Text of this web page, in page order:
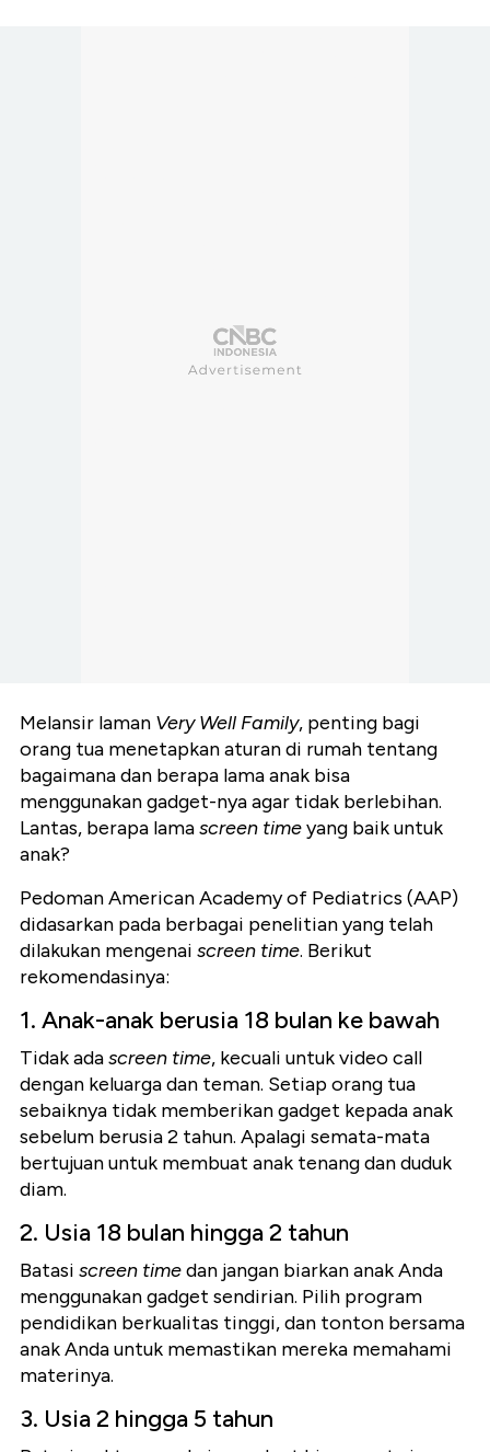
Melansir laman Very Well Family, penting bagi
orang tua menetapkan aturan di rumah tentang
bagaimana dan berapa lama anak bisa
menggunakan gadget-nya agar tidak berlebihan.
Lantas, berapa lamascreen timeyang baik untuk
anak?
Pedoman American Academy of Pediatrics (AAP)
didasarkan pada berbagai penelitian yang telah
dilakukan mengenai screen time. Berikut
rekomendasinya:
1. Anak-anak berusia 18 bulan ke bawah
Tidak adascreen time, kecuali untuk video call
dengan keluarga dan teman. Setiap orang tua
sebaiknya tidak memberikan gadget kepada anak
sebelum berusia 2 tahun. Apalagi semata-mata
bertujuan untuk membuat anak tenang dan duduk
diam.
2. Usia 18 bulan hingga 2 tahun
Batasi screen timedan jangan biarkan anak Anda
menggunakan gadget sendirian. Pilih program
pendidikan berkualitas tinggi, dan tonton bersama
anak Anda untuk memastikan mereka memahami
materinya.
3. Usia 2 hingga 5 tahun